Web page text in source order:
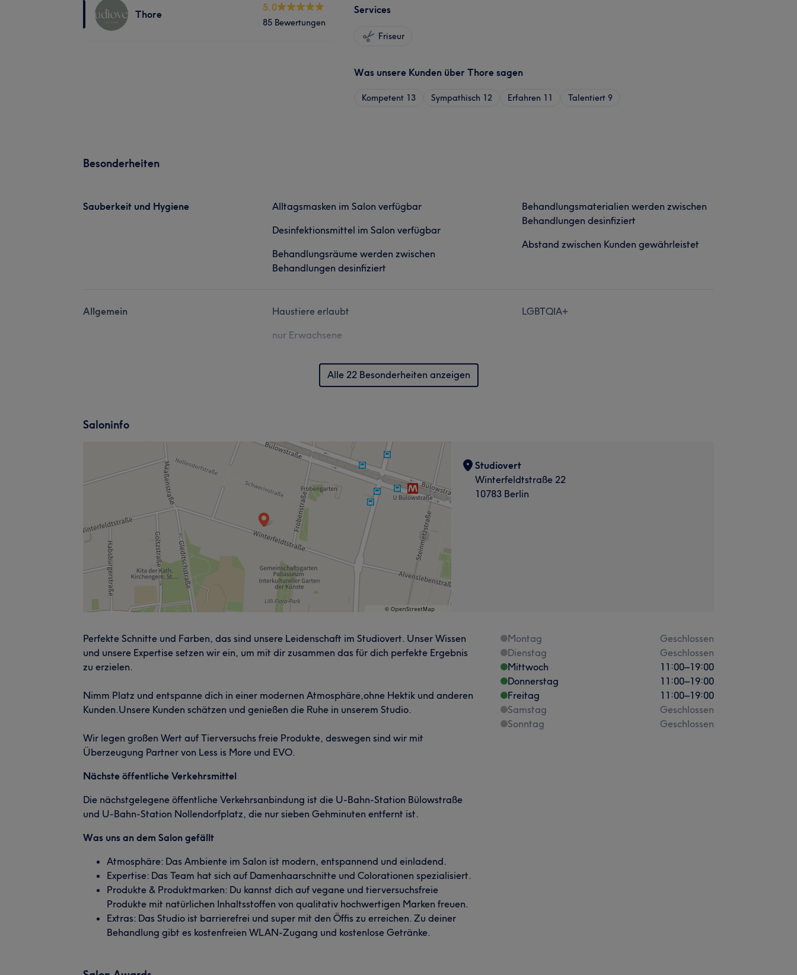
Thore
5.0
85 Bewertungen
Services
Friseur
Was unsere Kunden über Thore sagen
Kompetent 13 Sympathisch 12 Erfahren 11 Talentiert 9
Besonderheiten
Sauberkeit und Hygiene
Alltagsmasken im Salon verfügbar
Desinfektionsmittel im Salon verfügbar
Behandlungsräume werden zwischen
Behandlungen desinfiziert
Behandlungsmaterialien werden zwischen
Behandlungen desinfiziert
Abstand zwischen Kunden gewährleistet
Allgemein
Haustiere erlaubt
nur Erwachsene
LGBTQIA+
Alle 22 Besonderheiten anzeigen
Saloninfo
Studiovert
Winterfeldtstraße 22
10783 Berlin
Perfekte Schnitte und Farben, das sind unsere Leidenschaft im Studiovert. Unser Wissen
und unsere Expertise setzen wir ein, um mit dir zusammen das für dich perfekte Ergebnis
zu erzielen.
Nimm Platz und entspanne dich in einer modernen Atmosphäre,ohne Hektik und anderen
Kunden.Unsere Kunden schätzen und genießen die Ruhe in unserem Studio.
Wir legen großen Wert auf Tierversuchs freie Produkte, deswegen sind wir mit
Überzeugung Partner von Less is More und EVO.
Nächste öffentliche Verkehrsmittel
Die nächstgelegene öffentliche Verkehrsanbindung ist die U-Bahn-Station Bülowstraße
und U-Bahn-Station Nollendorfplatz, die nur sieben Gehminuten entfernt ist.
Was uns an dem Salon gefällt
Atmosphäre: Das Ambiente im Salon ist modern, entspannend und einladend.
Expertise: Das Team hat sich auf Damenhaarschnitte und Colorationen spezialisiert.
Produkte & Produktmarken: Du kannst dich auf vegane und tierversuchsfreie
Produkte mit natürlichen Inhaltsstoffen von qualitativ hochwertigen Marken freuen.
Extras: Das Studio ist barrierefrei und super mit den Öffis zu erreichen. Zu deiner
Behandlung gibt es kostenfreien WLAN-Zugang und kostenlose Getränke.
Montag
Geschlossen
Dienstag
Geschlossen
Mittwoch
11:00–19:00
Donnerstag
11:00–19:00
Freitag
11:00–19:00
Samstag
Geschlossen
Sonntag
Geschlossen